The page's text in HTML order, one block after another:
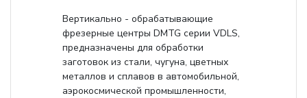
Вертикально - обрабатывающие
фрезерные центры DMTG серии VDLS,
предназначены для обработки
заготовок из стали, чугуна, цветных
металлов и сплавов в автомобильной,
аэрокосмической промышленности,